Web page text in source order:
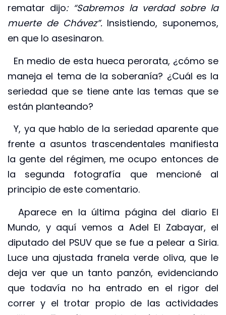
rematar dijo: “Sabremos la verdad sobre la
muerte de Chávez”. Insistiendo, suponemos,
en que lo asesinaron.
En medio de esta hueca perorata, ¿cómo se
maneja el tema de la soberanía? ¿Cuál es la
seriedad que se tiene ante las temas que se
están planteando?
Y, ya que hablo de la seriedad aparente que
frente a asuntos trascendentales manifiesta
la gente del régimen, me ocupo entonces de
la segunda fotografía que mencioné al
principio de este comentario.
Aparece en la última página del diario El
Mundo, y aquí vemos a Adel El Zabayar, el
diputado del PSUV que se fue a pelear a Siria.
Luce una ajustada franela verde oliva, que le
deja ver que un tanto panzón, evidenciando
que todavía no ha entrado en el rigor del
correr y el trotar propio de las actividades